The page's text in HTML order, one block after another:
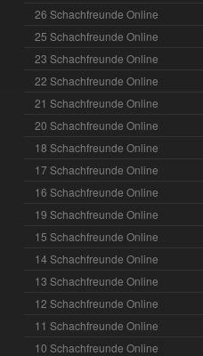
26 Schachfreunde Online
25 Schachfreunde Online
23 Schachfreunde Online
22 Schachfreunde Online
21 Schachfreunde Online
20 Schachfreunde Online
18 Schachfreunde Online
17 Schachfreunde Online
16 Schachfreunde Online
19 Schachfreunde Online
15 Schachfreunde Online
14 Schachfreunde Online
13 Schachfreunde Online
12 Schachfreunde Online
11 Schachfreunde Online
10 Schachfreunde Online